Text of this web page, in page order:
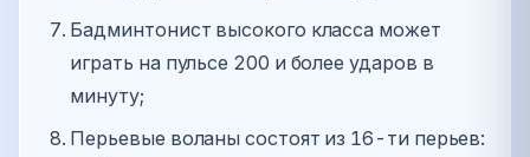
Бадминтонист высокого класса может
играть на пульсе 200 и более ударов в
минуту;
Перьевые воланы состоят из 16-ти перьев: